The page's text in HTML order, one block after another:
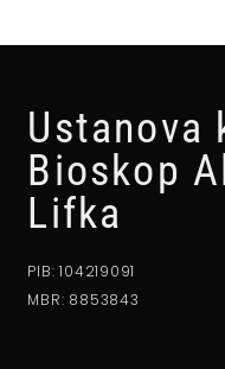
Ustanova
Bioskop
Lifka
PIB: 104219091
MBR: 8853843